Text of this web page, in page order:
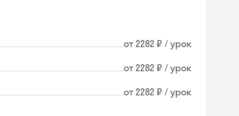
от 2282 ₽ / урок
от 2282 ₽ / урок
от 2282 ₽ / урок
Skyeng Chat